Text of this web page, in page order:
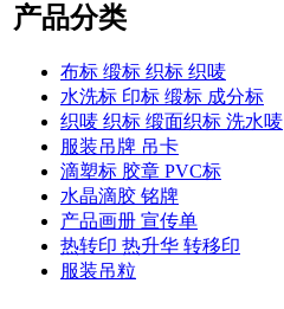
产品分类
布标 缎标 织标 织唛
水洗标 印标 缎标 成分标
织唛 织标 缎面织标 洗水唛
服装吊牌 吊卡
滴塑标 胶章 PVC标
水晶滴胶 铭牌
产品画册 宣传单
热转印 热升华 转移印
服装吊粒